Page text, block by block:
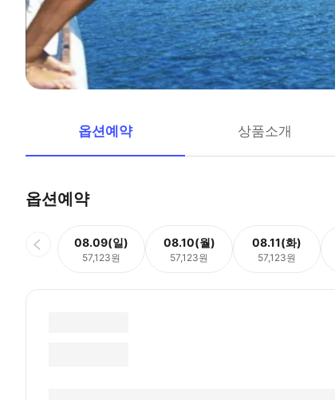
옵션예약 상품소개
옵션예약
08.09(일)
57,123원
08.10(월)
57,123원
08.11(화)
57,123원